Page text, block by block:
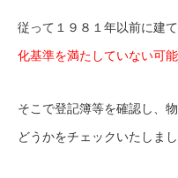
従って１９８１年以前に建
化基準を満たしていない可
そこで登記簿等を確認し、
どうかをチェックいたしまし